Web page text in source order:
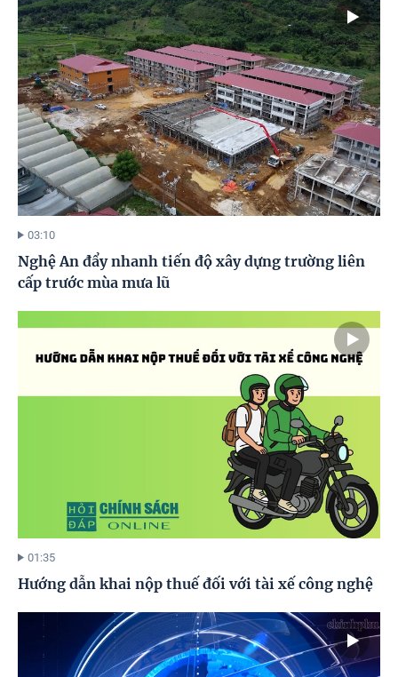
03:10
Nghệ An đẩy nhanh tiến độ xây dựng trường liên
cấp trước mùa mưa lũ
01:35
Hướng dẫn khai nộp thuế đối với tài xế công nghệ